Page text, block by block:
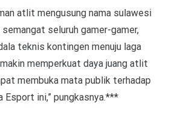
atlit mengusung nama sulawesi
seluruh gamer-gamer,
teknis kontingen menuju laga
memperkuat daya juang atlit
membuka mata publik terhadap
Esport ini,” pungkasnya.***